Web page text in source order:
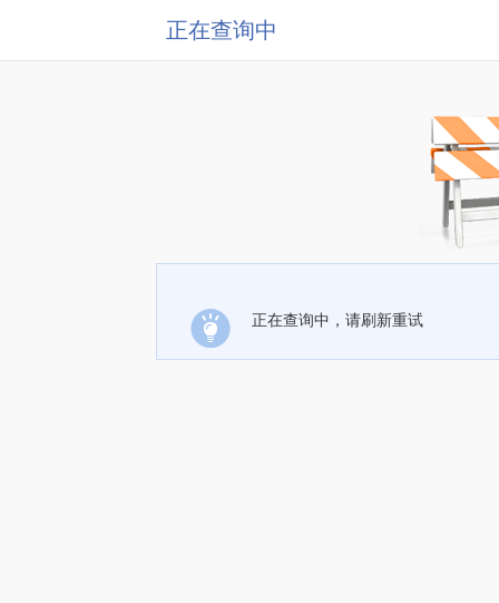
正在查询中
正在查询中，请刷新重试